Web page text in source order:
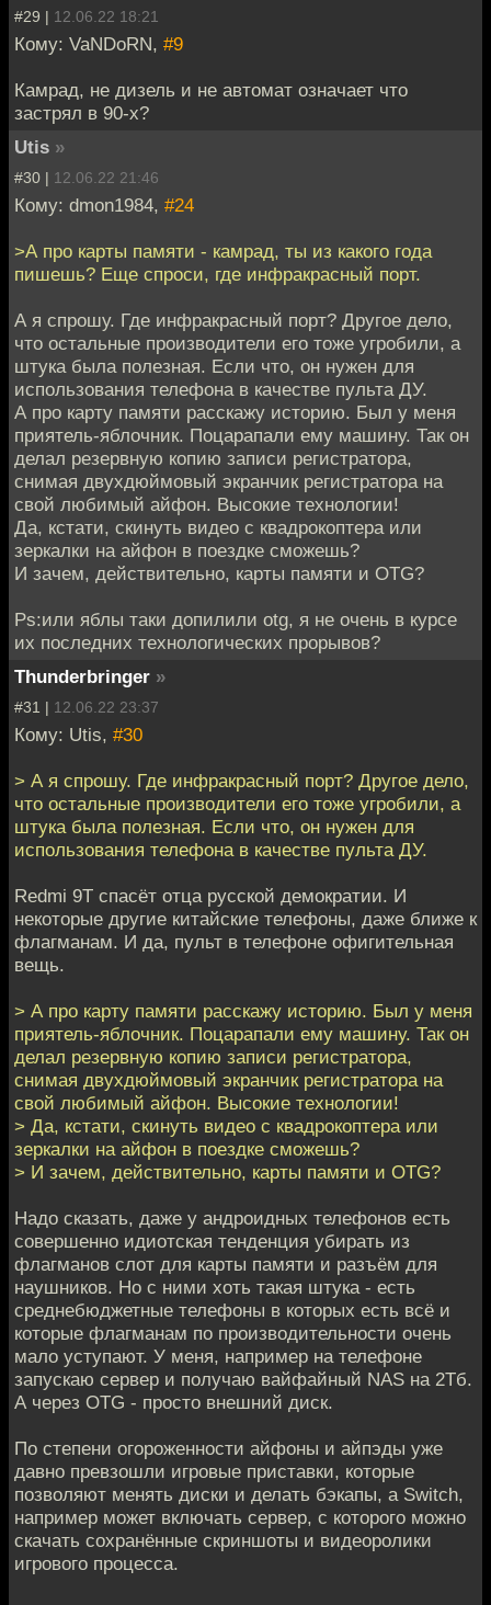
#29 | 12.06.22 18:21
Кому: VaNDoRN, #9
Камрад, не дизель и не автомат означает что
застрял в 90-х?
Utis »
#30 | 12.06.22 21:46
Кому: dmon1984, #24
>А про карты памяти - камрад, ты из какого года
пишешь? Еще спроси, где инфракрасный порт.
А я спрошу. Где инфракрасный порт? Другое дело,
что остальные производители его тоже угробили, а
штука была полезная. Если что, он нужен для
использования телефона в качестве пульта ДУ.
А про карту памяти расскажу историю. Был у меня
приятель-яблочник. Поцарапали ему машину. Так он
делал резервную копию записи регистратора,
снимая двухдюймовый экранчик регистратора на
свой любимый айфон. Высокие технологии!
Да, кстати, скинуть видео с квадрокоптера или
зеркалки на айфон в поездке сможешь?
И зачем, действительно, карты памяти и OTG?
Ps:или яблы таки допилили otg, я не очень в курсе
их последних технологических прорывов?
Thunderbringer »
#31 | 12.06.22 23:37
Кому: Utis, #30
> А я спрошу. Где инфракрасный порт? Другое дело,
что остальные производители его тоже угробили, а
штука была полезная. Если что, он нужен для
использования телефона в качестве пульта ДУ.
Redmi 9T спасёт отца русской демократии. И
некоторые другие китайские телефоны, даже ближе к
флагманам. И да, пульт в телефоне офигительная
вещь.
> А про карту памяти расскажу историю. Был у меня
приятель-яблочник. Поцарапали ему машину. Так он
делал резервную копию записи регистратора,
снимая двухдюймовый экранчик регистратора на
свой любимый айфон. Высокие технологии!
> Да, кстати, скинуть видео с квадрокоптера или
зеркалки на айфон в поездке сможешь?
> И зачем, действительно, карты памяти и OTG?
Надо сказать, даже у андроидных телефонов есть
совершенно идиотская тенденция убирать из
флагманов слот для карты памяти и разъём для
наушников. Но с ними хоть такая штука - есть
среднебюджетные телефоны в которых есть всё и
которые флагманам по производительности очень
мало уступают. У меня, например на телефоне
запускаю сервер и получаю вайфайный NAS на 2Тб.
А через OTG - просто внешний диск.
По степени огороженности айфоны и айпэды уже
давно превзошли игровые приставки, которые
позволяют менять диски и делать бэкапы, а Switch,
например может включать сервер, с которого можно
скачать сохранённые скриншоты и видеоролики
игрового процесса.